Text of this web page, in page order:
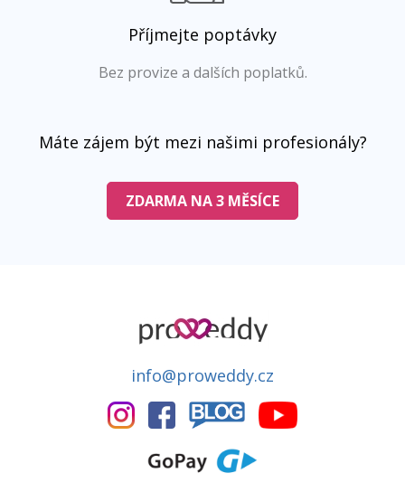
Příjmejte poptávky
Bez provize a dalších poplatků.
Máte zájem být mezi našimi profesionály?
ZDARMA NA 3 MĚSÍCE
info@proweddy.cz